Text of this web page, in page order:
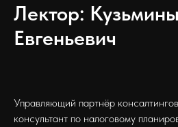
Лектор:
Евгеньевич
Управляющий партнёр
консультант по налоговому